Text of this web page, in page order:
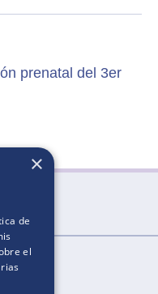
prenatal del 3er
×
de
el